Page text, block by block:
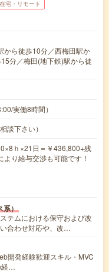
在宅・リモート
から徒歩10分／西梅田駅か
分／梅田(地下鉄)駅から徒
実働8時間）
談下さい）
ｈ×21日＝￥436,800+残
り給与交渉も可能です！
系）
テムにおける保守および改
合わせ対応や、改…
開発経験歓迎スキル・MVC
経…